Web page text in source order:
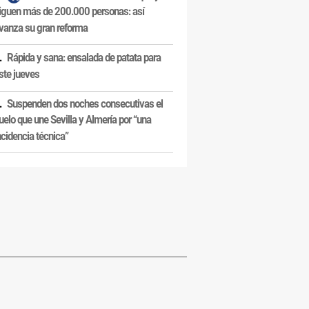
más de 200.000 personas: así
su gran reforma
Rápida y sana: ensalada de patata para
jueves
Suspenden dos noches consecutivas el
que une Sevilla y Almería por “una
técnica”